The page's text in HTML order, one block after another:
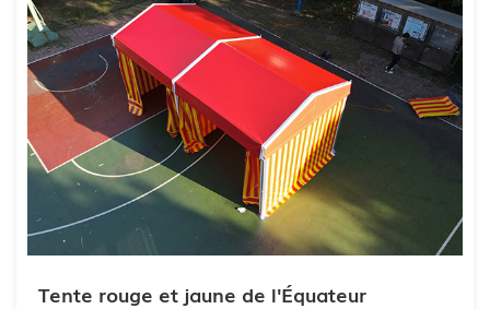
Tente rouge et jaune de l'Équateur